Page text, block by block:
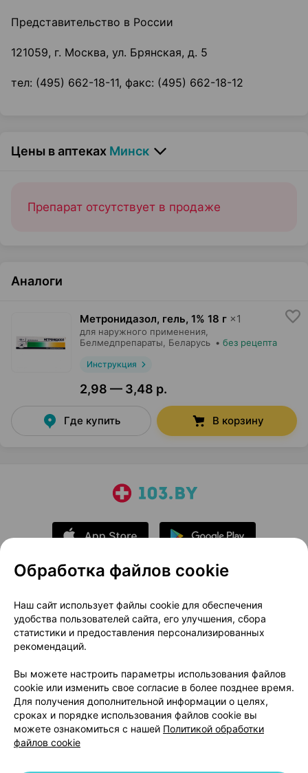
Представительство в России
121059, г. Москва, ул. Брянская, д. 5
тел: (495) 662-18-11, факс: (495) 662-18-12
Цены в аптеках Минск
Препарат отсутствует в продаже
Аналоги
Метронидазол, гель, 1% 18 г ×1
для наружного применения,
Белмедпрепараты, Беларусь • без рецепта
Инструкция
2,98 — 3,48 р.
Где купить В корзину
О проекте
Новости проекта
Размещение рекламы
Медицинский маркетинг
Публичный договор
Доставка
Способы оплаты
Вакансии
Партнеры
Написать руководителю 103.by
Написать в поддержку
Персональные настройки Cookie
Обработка файлов cookie
Наш сайт использует файлы cookie для обеспечения
удобства пользователей сайта, его улучшения, сбора
статистики и предоставления персонализированных
рекомендаций.
Вы можете настроить параметры использования файлов
cookie или изменить свое согласие в более позднее время.
Для получения дополнительной информации о целях,
сроках и порядке использования файлов cookie вы
можете ознакомиться с нашей Политикой обработки
файлов cookie